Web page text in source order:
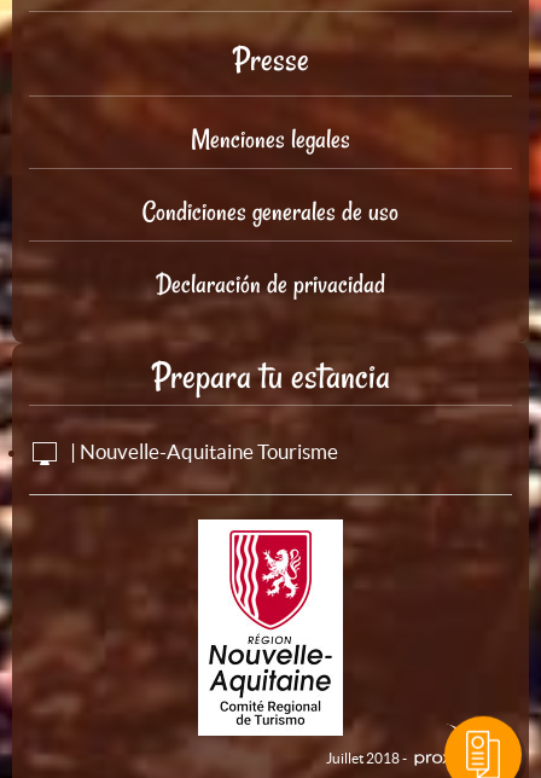
Presse
Menciones legales
Condiciones generales de uso
Declaración de privacidad
Prepara tu estancia
| Nouvelle-Aquitaine Tourisme
Juillet 2018 -